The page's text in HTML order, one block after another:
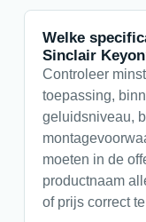
Welke
Sinclair
Controleer
toepassing,
geluidsniveau,
moeten in de
productnaam
of prijs correct